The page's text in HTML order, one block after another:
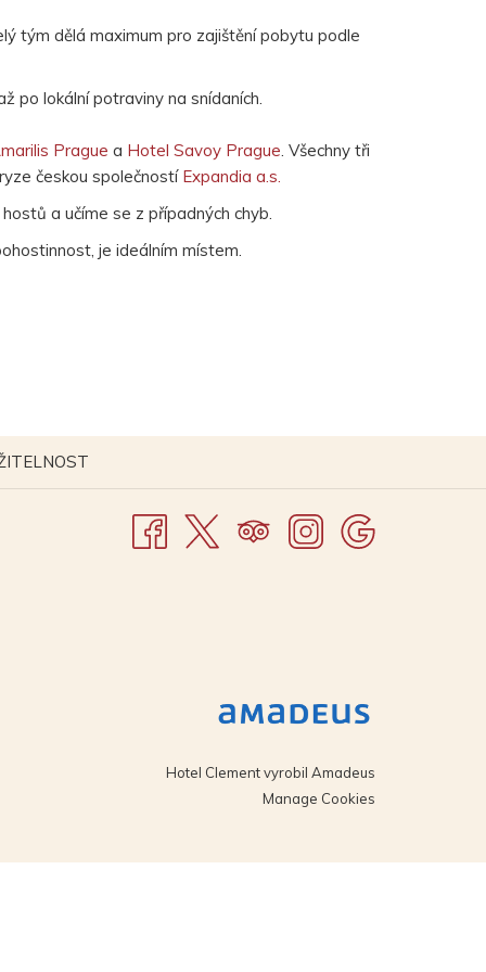
tým dělá maximum pro zajištění pobytu podle
po lokální potraviny na snídaních.
Prague a Hotel Savoy Prague. Všechny tři
českou společností Expandia a.s.
a učíme se z případných chyb.
je ideálním místem.
SE
NOVÉM
Hotel Clement vyrobil Amadeus
Manage Cookies